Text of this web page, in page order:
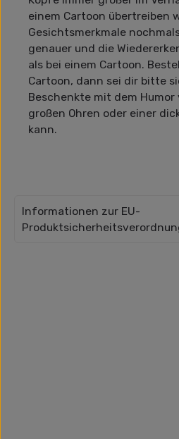
einem Cartoon übertreiben
Gesichtsmerkmale
genauer und die
als bei einem Cartoon.
Cartoon, dann sei dir bitte
Beschenkte mit dem Humor
großen Ohren oder einer
kann.
Informationen zur EU-